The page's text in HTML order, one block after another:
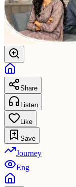
Share
Listen
Like
Save
Journey
Eng